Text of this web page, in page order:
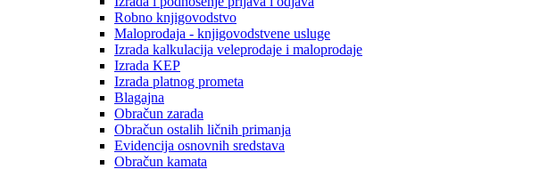
Robno knjigovodstvo
Maloprodaja - knjigovodstvene usluge
Izrada kalkulacija veleprodaje i maloprodaje
Izrada KEP
Izrada platnog prometa
Blagajna
Obračun zarada
Obračun ostalih ličnih primanja
Evidencija osnovnih sredstava
Obračun kamata